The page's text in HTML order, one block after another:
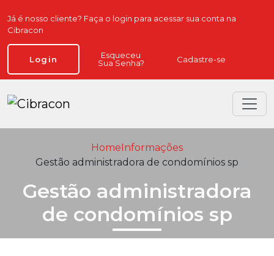
Já é nosso cliente? Faça o login para acessar sua conta na
Cibracon
Login
Esqueceu
Sua Senha?
Cadastre-se
Home Informações
Gestão administradora de condomínios sp
Gestão administradora
de condomínios sp